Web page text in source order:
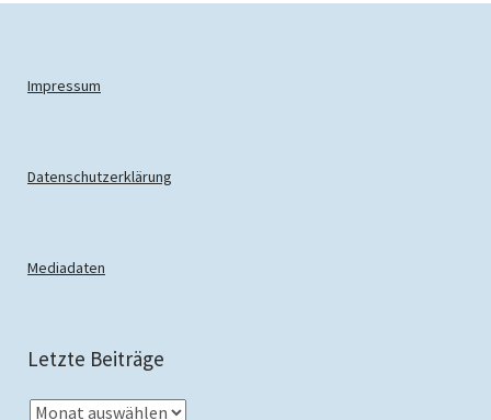
Impressum
Datenschutzerklärung
Mediadaten
Letzte Beiträge